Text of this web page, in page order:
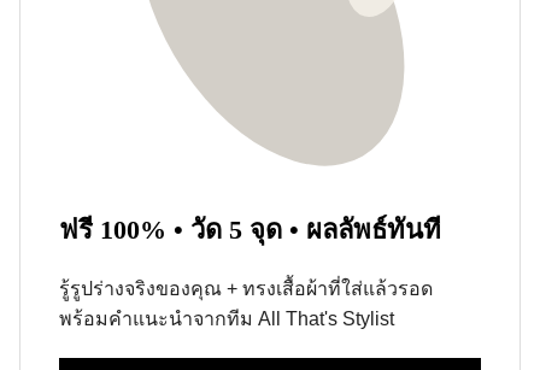
ฟรี 100% • วัด 5 จุด • ผลลัพธ์ทันที
รู้รูปร่างจริงของคุณ + ทรงเสื้อผ้าที่ใส่แล้วรอด
พร้อมคำแนะนำจากทีม All That's Stylist